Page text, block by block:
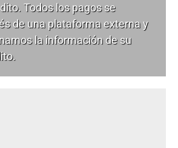
Todos los pagos se
de una plataforma externa y
la información de su